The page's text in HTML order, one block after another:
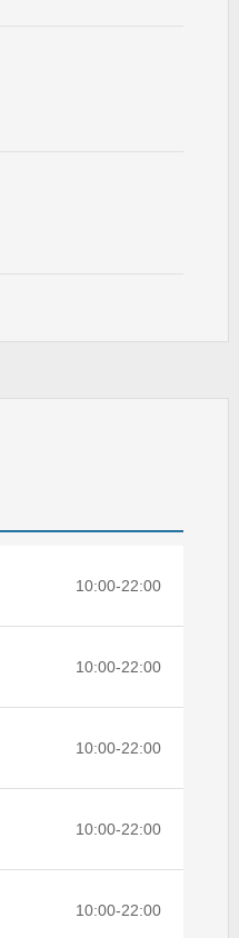
10:00-22:00
10:00-22:00
10:00-22:00
10:00-22:00
10:00-22:00